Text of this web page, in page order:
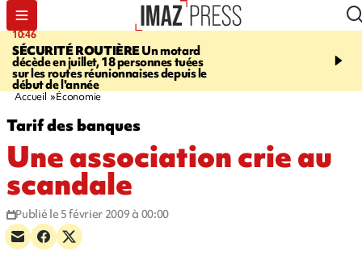
10:46
SÉCURITÉ ROUTIÈREUn motard
décède en juillet, 18 personnes tuées
sur les routes réunionnaises depuis le
début de l'année
13:49
mineurs - un courrier
Accueil Économie
Tarif des banques
Une association crie au
scandale
Publié le 5 février 2009 à 00:00